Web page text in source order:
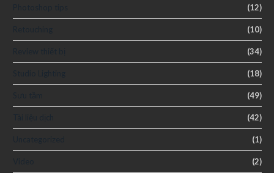
(12)
(10)
(34)
(18)
(49)
(42)
(1)
(2)